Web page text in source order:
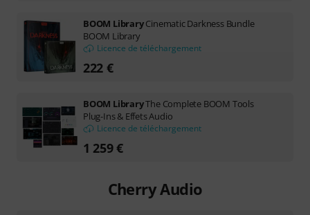
BOOM LibraryCinematic Darkness Bundle
BOOM Library
Licence de téléchargement
222 €
BOOM LibraryThe Complete BOOM Tools
Plug-Ins & Effets Audio
Licence de téléchargement
1 259 €
Cherry Audio